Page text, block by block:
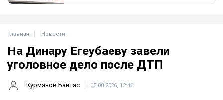
Главная Новости
На Динару Егеубаеву завели
уголовное дело после ДТП
Курманов Байтас 05.08.2026, 12:46